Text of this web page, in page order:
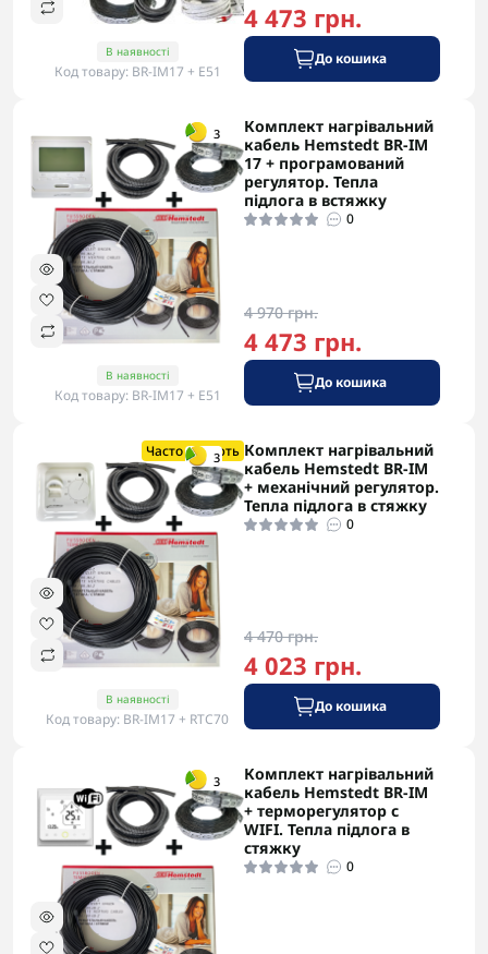
В наявності
Код товару: BR-IM17 + Е51
4 473 грн.
До кошика
3
-5% в корзині
В наявності
Код товару: BR-IM17 + Е51
Комплект нагрівальний
кабель Hemstedt BR-IM
17 + програмований
регулятор. Тепла
підлога в встяжку
0
4 970 грн.
4 473 грн.
До кошика
3
Часто купують
В наявності
Код товару: BR-IM17 + RTC70
Комплект нагрівальний
кабель Hemstedt BR-IM
+ механічний регулятор.
Тепла підлога в стяжку
0
4 470 грн.
4 023 грн.
До кошика
3
-5% в корзині
Комплект нагрівальний
кабель Hemstedt BR-IM
+ терморегулятор с
WIFI. Тепла підлога в
стяжку
0